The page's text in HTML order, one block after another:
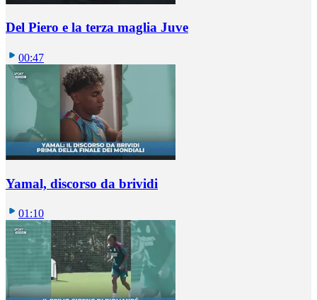
Del Piero e la terza maglia Juve
00:47
Yamal, discorso da brividi
01:10